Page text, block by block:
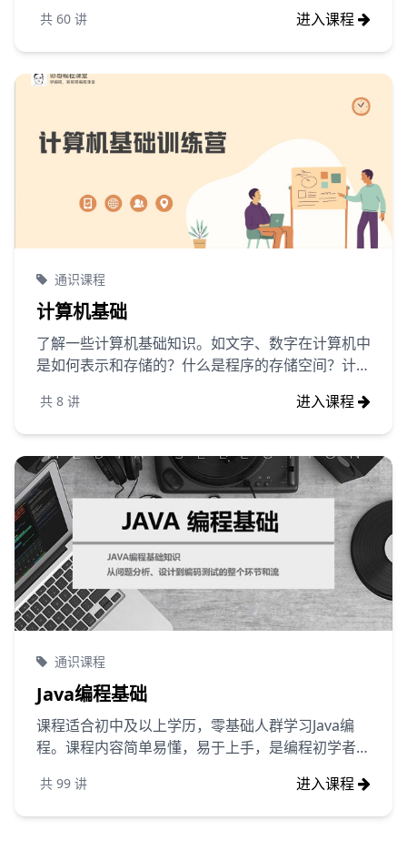
共 60 讲 进入课程
通识课程
计算机基础
了解一些计算机基础知识。如文字、数字在计算机中
是如何表示和存储的？什么是程序的存储空间？计算
程序密切相关。
共 8 讲 进入课程
通识课程
Java编程基础
课程适合初中及以上学历，零基础人群学习Java编
程。课程内容简单易懂，易于上手，是编程初学者入
共 99 讲 进入课程